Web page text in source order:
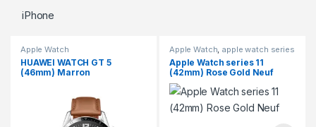
iPhone
Apple Watch
HUAWEI WATCH GT 5
(46mm) Marron
Apple Watch, apple watch series
11
Apple Watch series 11
(42mm) Rose Gold Neuf